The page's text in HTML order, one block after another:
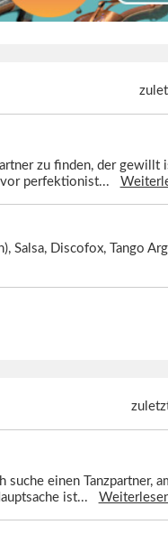
zu finden, der gewillt
vor perfektionist...
Salsa, Discofox, Tango
suche einen Tanzpartner,
ist...